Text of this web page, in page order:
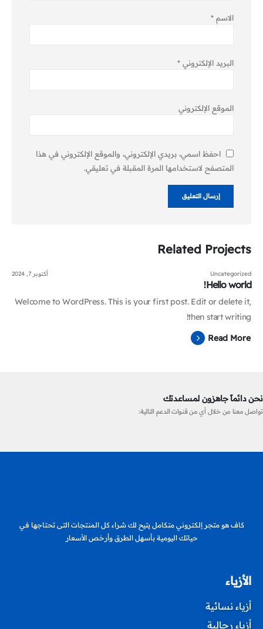
الاسم *
البريد الإلكتروني *
الموقع الإلكتروني
احفظ اسمي، بريدي الإلكتروني، والموقع الإلكتروني في هذا
المتصفح لاستخدامها المرة المقبلة في تعليقي.
Related Projects
Uncategorized أكتوبر 7, 2024
Hello world!
Welcome to WordPress. This is your first post. Edit or delete it,
then start writing!
Read More
نحن دائماً جاهزون لمساعدتك
تواصل معنا من خلال أي من قنوات الدعم التالية:
كاف هو متجر إلكتروني متكامل يتيح لك شراء كل المنتجات التى تحتاجها في
حياتك اليومية بأسهل الطرق وأرخص الأسعار
الأزياء
أزياء نسائية
أزياء رجالية